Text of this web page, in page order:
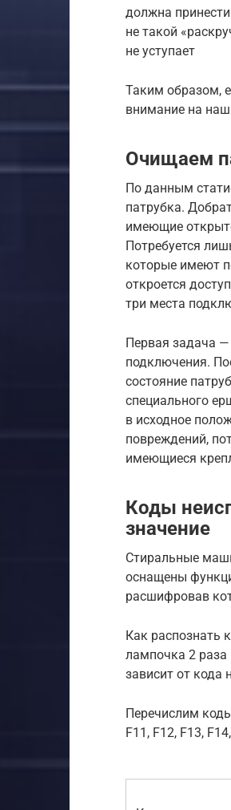
должна
не такой
не уступает
Таким образом,
внимание на
Очищаем
По данным
патрубка.
имеющие
Потребуется
которые имеют
откроется
три места
Первая задача —
подключения.
состояние
специального
в исходное
повреждений,
имеющиеся
Коды
значение
Стиральные
оснащены
расшифровав
Как распознать
лампочка 2 раза
зависит от кода
Перечислим
F11, F12, F13,